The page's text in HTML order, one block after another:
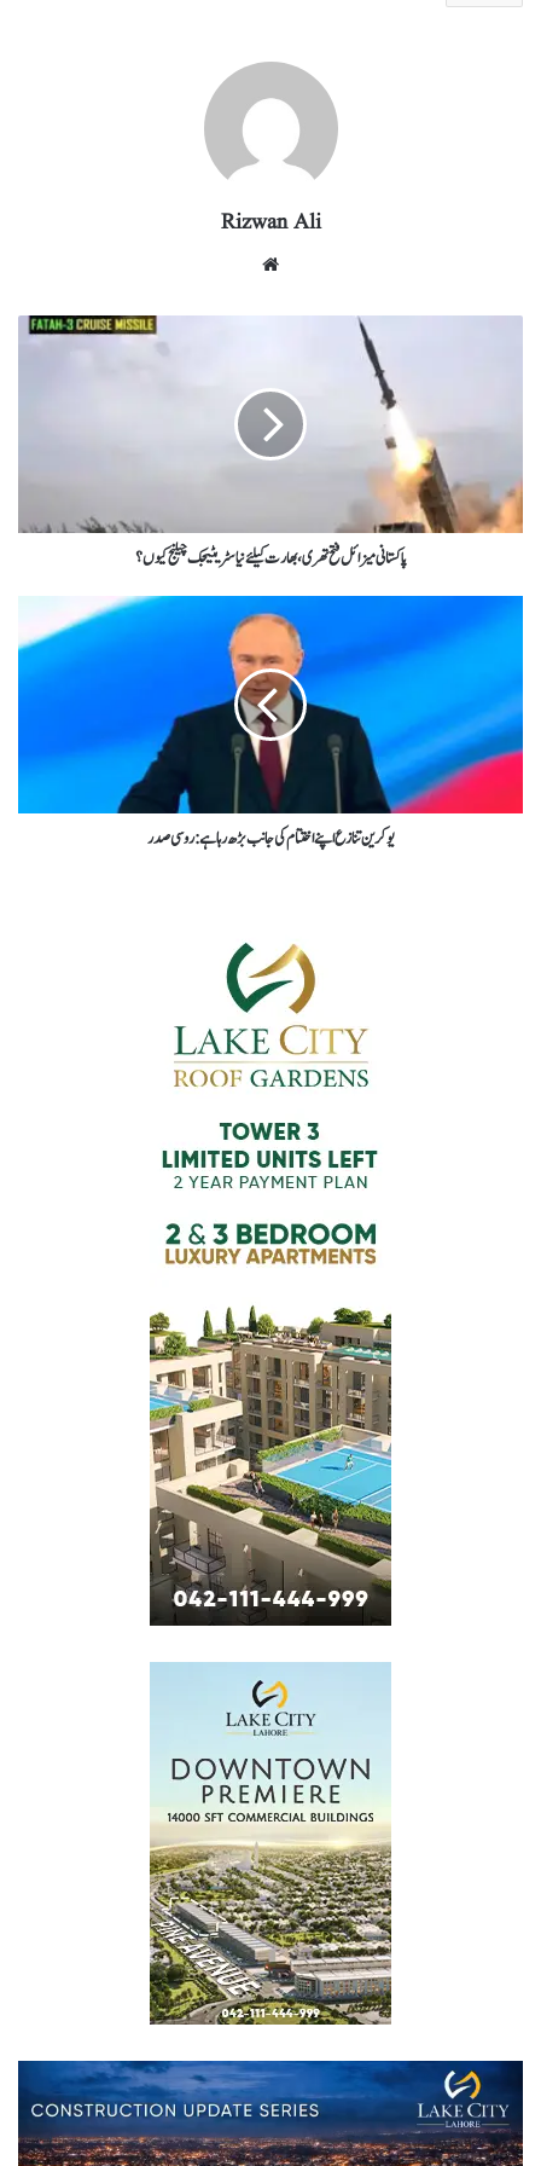
Rizwan Ali
پاکستانی میزائل فتح تھری،بھارت کیلئے نیا سٹریٹیجک چیلنج کیوں؟
یوکرین تنازع اپنے اختتام کی جانب بڑھ رہا ہے : روسی صدر